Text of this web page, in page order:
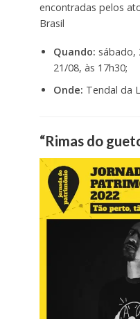
encontradas pelos
Brasil
Quando: sábado,
21/08, às 17h30;
Onde: Tendal da
“Rimas do